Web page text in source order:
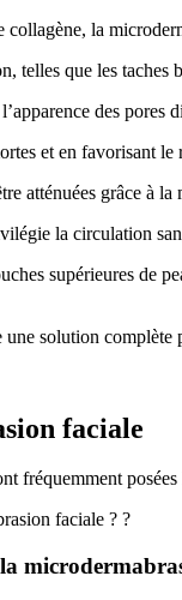
la
telles que les
des
et en favorisant
atténuées grâce à
la circulation
supérieures de
solution
faciale
fréquemment
faciale ? ?